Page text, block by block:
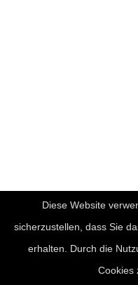
Diese Website
sicherzustellen, dass Sie
erhalten. Durch die
Cookies